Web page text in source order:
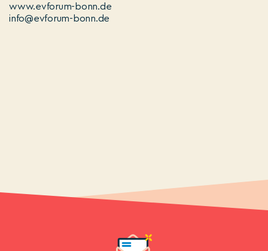
www.evforum-bonn.de
info@evforum-bonn.de